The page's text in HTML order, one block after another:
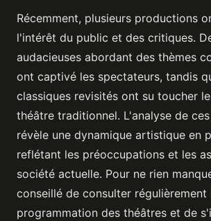
Récemment, plusieurs productions
l'intérêt du public et des critiques.
audacieuses abordant des thèmes
ont captivé les spectateurs, tandis
classiques revisités ont su toucher
théâtre traditionnel. L'analyse de
révèle une dynamique artistique en
reflétant les préoccupations et les
société actuelle. Pour ne rien
conseillé de consulter régulièrement
programmation des théâtres et de